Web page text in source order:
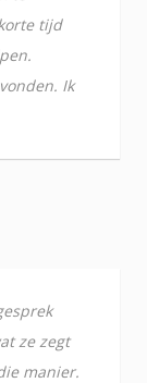
tijd
Ik
ze zegt
manier.